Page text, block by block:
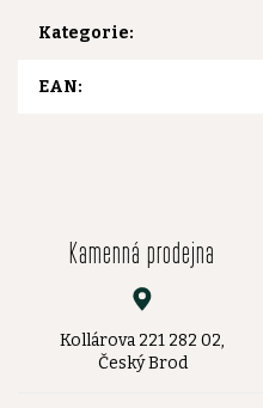
Kategorie:
EAN:
Kamenná prodejna
Kollárova 221 282 02,
Český Brod